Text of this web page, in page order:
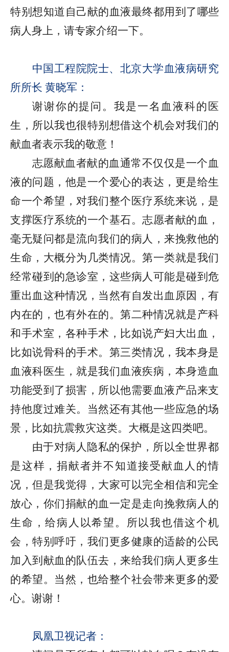
特别想知道自己献的血液最终都用到了哪些
病人身上，请专家介绍一下。
中国工程院院士、北京大学血液病研究
所所长 黄晓军：
谢谢你的提问。我是一名血液科的医
生，所以我也很特别想借这个机会对我们的
献血者表示我的敬意！
志愿献血者献的血通常不仅仅是一个血
液的问题，他是一个爱心的表达，更是给生
命一个希望，对我们整个医疗系统来说，是
支撑医疗系统的一个基石。志愿者献的血，
毫无疑问都是流向我们的病人，来挽救他的
生命，大概分为几类情况。第一类就是我们
经常碰到的急诊室，这些病人可能是碰到危
重出血这种情况，当然有自发出血原因，有
内在的，也有外在的。第二种情况就是产科
和手术室，各种手术，比如说产妇大出血，
比如说骨科的手术。第三类情况，我本身是
血液科医生，就是我们血液疾病，本身造血
功能受到了损害，所以他需要血液产品来支
持他度过难关。当然还有其他一些应急的场
景，比如抗震救灾这类。大概是这四类吧。
由于对病人隐私的保护，所以全世界都
是这样，捐献者并不知道接受献血人的情
况，但是我觉得，大家可以完全相信和完全
放心，你们捐献的血一定是走向挽救病人的
生命，给病人以希望。所以我也借这个机
会，特别呼吁，我们更多健康的适龄的公民
加入到献血的队伍去，来给我们病人更多生
的希望。当然，也给整个社会带来更多的爱
心。谢谢！
凤凰卫视记者：